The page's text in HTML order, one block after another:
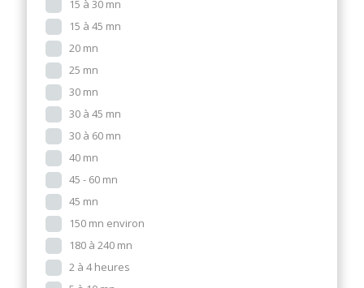
15 à 30 mn
15 à 45 mn
20 mn
25 mn
30 mn
30 à 45 mn
30 à 60 mn
40 mn
45 - 60 mn
45 mn
150 mn environ
180 à 240 mn
2 à 4 heures